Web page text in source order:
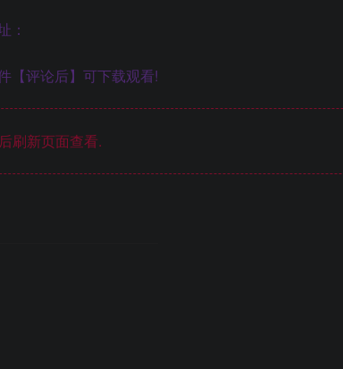
：
【评论后】可下载观看!
刷新页面查看.